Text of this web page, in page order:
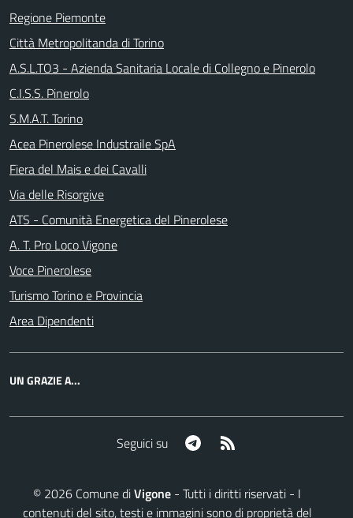
Regione Piemonte
Città Metropolitanda di Torino
A.S.L.TO3 - Azienda Sanitaria Locale di Collegno e Pinerolo
C.I.S.S. Pinerolo
S.M.A.T. Torino
Acea Pinerolese Industraile SpA
Fiera del Mais e dei Cavalli
Via delle Risorgive
ATS - Comunità Energetica del Pinerolese
A. T. Pro Loco Vigone
Voce Pinerolese
Turismo Torino e Provincia
Area Dipendenti
UN GRAZIE A...
Seguici su Telegram
© 2026 Comune diVigone - Tutti i diritti riservati - I
contenuti del sito, testi e immagini sono di proprietà del